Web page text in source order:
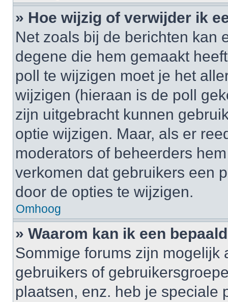
» Hoe wijzig of verwijder ik
Net zoals bij de berichten kan
degene die hem gemaakt
poll te wijzigen moet je het
wijzigen (hieraan is de poll
zijn uitgebracht kunnen
optie wijzigen. Maar, als er
moderators of beheerders
verkomen dat gebruikers een
door de opties te wijzigen.
Omhoog
» Waarom kan ik een
Sommige forums zijn
gebruikers of
plaatsen, enz. heb je speciale